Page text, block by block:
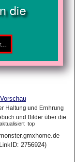
die
Vorschau
Haltung und Ernhrung
und Bilder über die
aktualisiert top
2756924)